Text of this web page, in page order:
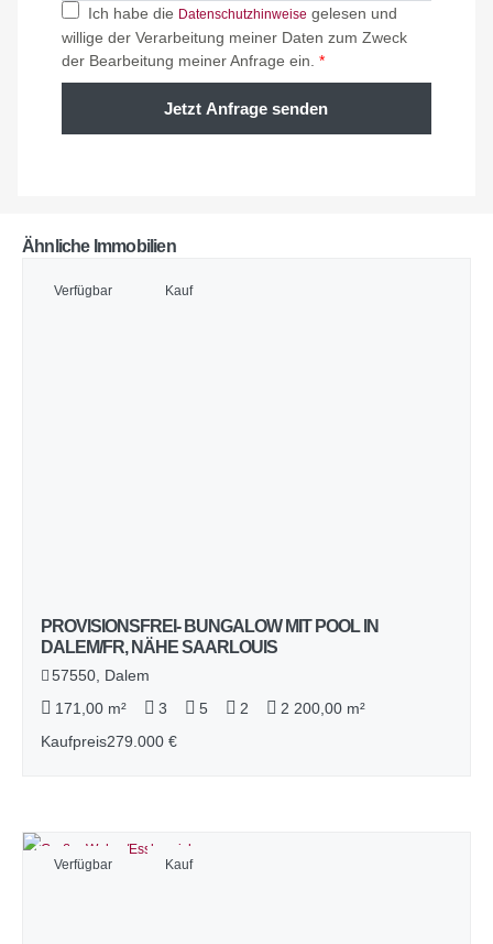
Ich habe die Datenschutzhinweise gelesen und
willige der Verarbeitung meiner Daten zum Zweck
der Bearbeitung meiner Anfrage ein. *
Jetzt Anfrage senden
Ähnliche Immobilien
Verfügbar Kauf
PROVISIONSFREI- BUNGALOW MIT POOL IN
DALEM/FR, NÄHE SAARLOUIS
57550, Dalem
171,00 m²
3 5 2
2 200,00 m²
Kaufpreis279.000 €
Verfügbar Kauf